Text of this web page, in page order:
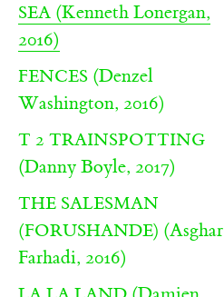
SEA (Kenneth Lonergan,
2016)
FENCES (Denzel
Washington, 2016)
T 2 TRAINSPOTTING
(Danny Boyle, 2017)
THE SALESMAN
(FORUSHANDE) (Asghar
Farhadi, 2016)